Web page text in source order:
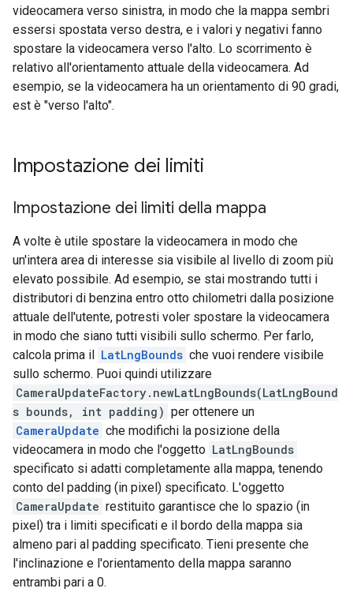
videocamera verso sinistra, in modo che la mappa sembri
essersi spostata verso destra, e i valori y negativi fanno
spostare la videocamera verso l'alto. Lo scorrimento è
relativo all'orientamento attuale della videocamera. Ad
esempio, se la videocamera ha un orientamento di 90 gradi,
est è "verso l'alto".
Impostazione dei limiti
Impostazione dei limiti della mappa
A volte è utile spostare la videocamera in modo che
un'intera area di interesse sia visibile al livello di zoom più
elevato possibile. Ad esempio, se stai mostrando tutti i
distributori di benzina entro otto chilometri dalla posizione
attuale dell'utente, potresti voler spostare la videocamera
in modo che siano tutti visibili sullo schermo. Per farlo,
calcola prima il LatLngBounds che vuoi rendere visibile
sullo schermo. Puoi quindi utilizzare
CameraUpdateFactory.newLatLngBounds(LatLngBound
s bounds, int padding) per ottenere un
CameraUpdate che modifichi la posizione della
videocamera in modo che l'oggetto LatLngBounds
specificato si adatti completamente alla mappa, tenendo
conto del padding (in pixel) specificato. L'oggetto
CameraUpdate restituito garantisce che lo spazio (in
pixel) tra i limiti specificati e il bordo della mappa sia
almeno pari al padding specificato. Tieni presente che
l'inclinazione e l'orientamento della mappa saranno
entrambi pari a 0.